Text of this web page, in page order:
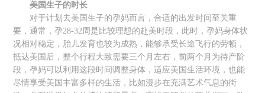
美国生子的时长
对于计划去美国生子的孕妈而言，合适的出发时间至关重
要，通常，孕28-32周是比较理想的赴美时段，此时，孕妈身体状
况相对稳定，胎儿发育也较为成熟，能够承受长途飞行的劳顿，
抵达美国后，整个行程大致需要三个月左右，前两个月为待产阶
段，孕妈可以利用这段时间调整身体，适应美国生活环境，也能
尽情享受美国丰富多样的生活，比如漫步在充满艺术气息的街
关于美福嘉儿